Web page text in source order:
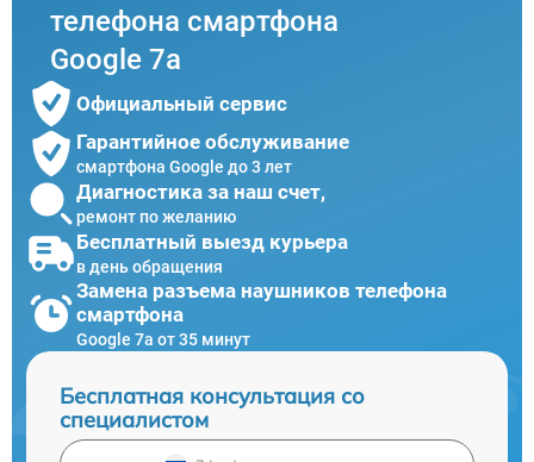
телефона смартфона
Google 7a
Официальный сервис
Гарантийное обслуживание
смартфона Google до 3 лет
Диагностика за наш счет,
ремонт по желанию
Бесплатный выезд курьера
в день обращения
Замена разъема наушников телефона
смартфона
Google 7a от 35 минут
Бесплатная консультация со
специалистом